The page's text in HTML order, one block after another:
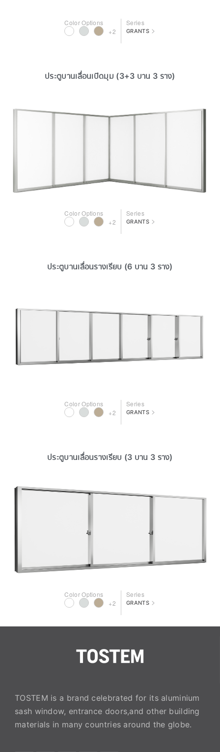
Color Options
+2
Series
GRANTS >
ประตูบานเลื่อนเปิดมุม (3+3 บาน 3 ราง)
Color Options
+2
Series
GRANTS >
ประตูบานเลื่อนรางเรียบ (6 บาน 3 ราง)
Color Options
+2
Series
GRANTS >
ประตูบานเลื่อนรางเรียบ (3 บาน 3 ราง)
Color Options
+2
Series
GRANTS >
TOSTEM is a brand celebrated for its aluminium
sash window, entrance doors,and other building
materials in many countries around the globe.